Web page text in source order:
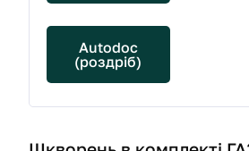
Autodoc
(роздріб)